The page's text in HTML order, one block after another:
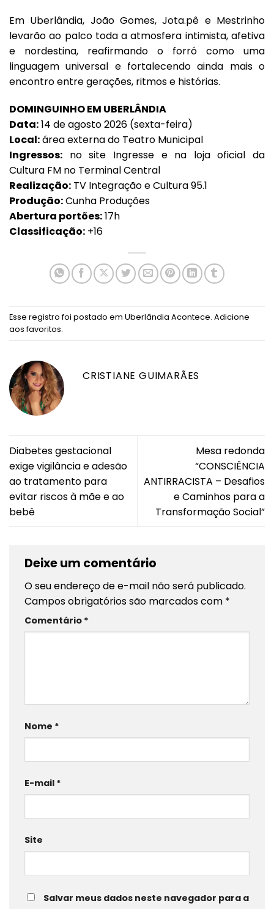
Em Uberlândia, João Gomes, Jota.pê e Mestrinho
levarão ao palco toda a atmosfera intimista, afetiva
e nordestina, reafirmando o forró como uma
linguagem universal e fortalecendo ainda mais o
encontro entre gerações, ritmos e histórias.
DOMINGUINHO EM UBERLÂNDIA
Data:14 de agosto 2026 (sexta-feira)
Local:área externa do Teatro Municipal
Ingressos: no site Ingressee na loja oficial da
Cultura FM no Terminal Central
Realização: TV Integração e Cultura 95.1
Produção:Cunha Produções
Abertura portões:17h
Classificação: +16
Esse registro foi postado em Uberlândia Acontece. Adicione
aos favoritos.
CRISTIANE GUIMARÃES
Diabetes gestacional
exige vigilância e adesão
ao tratamento para
evitar riscos à mãe e ao
bebê
Mesa redonda
“CONSCIÊNCIA
ANTIRRACISTA – Desafios
e Caminhos para a
Transformação Social”
Deixe um comentário
O seu endereço de e-mail não será publicado.
Campos obrigatórios são marcados com *
Comentário *
Nome *
E-mail *
Site
Salvar meus dados neste navegador para a